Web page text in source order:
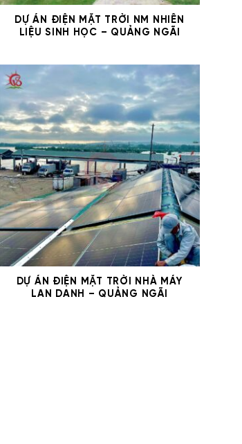
DỰ ÁN ĐIỆN MẶT TRỜI NM NHIÊN
LIỆU SINH HỌC – QUẢNG NGÃI
DỰ ÁN ĐIỆN MẶT TRỜI NHÀ MÁY
LAN DANH – QUẢNG NGÃI